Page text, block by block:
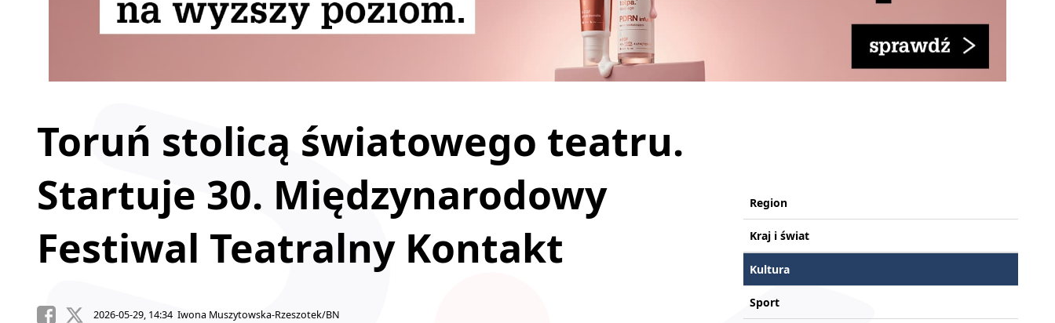
Toruń stolicą światowego teatru.
Startuje 30. Międzynarodowy
Festiwal Teatralny Kontakt
2026-05-29, 14:34 Iwona Muszytowska-Rzeszotek/BN
Region
Kraj i świat
Kultura
Sport